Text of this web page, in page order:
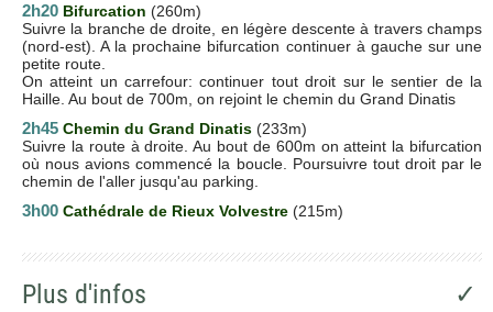
2h20 Bifurcation (260m)
Suivre la branche de droite, en légère descente à travers champs
(nord-est). A la prochaine bifurcation continuer à gauche sur une
petite route.
On atteint un carrefour: continuer tout droit sur le sentier de la
Haille. Au bout de 700m, on rejoint le chemin du Grand Dinatis
2h45 Chemin du Grand Dinatis (233m)
Suivre la route à droite. Au bout de 600m on atteint la bifurcation
où nous avions commencé la boucle. Poursuivre tout droit par le
chemin de l'aller jusqu'au parking.
3h00 Cathédrale de Rieux Volvestre (215m)
Plus d'infos ✓